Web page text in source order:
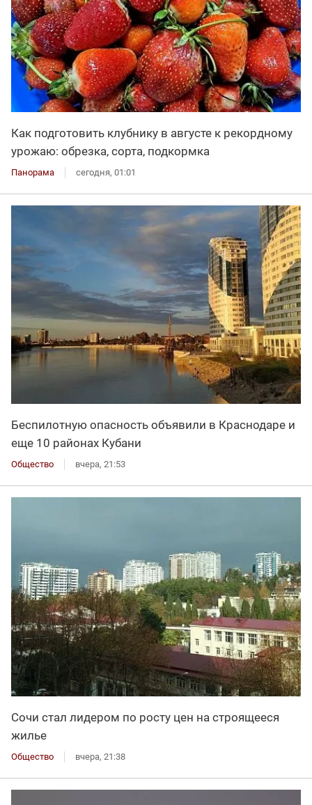
Как подготовить клубнику в августе к рекордному
урожаю: обрезка, сорта, подкормка
Панорама сегодня, 01:01
Беспилотную опасность объявили в Краснодаре и
еще 10 районах Кубани
Общество вчера, 21:53
Сочи стал лидером по росту цен на строящееся
жилье
Общество вчера, 21:38